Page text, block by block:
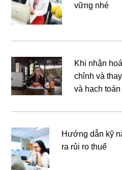
vững nhé
Khi nhận
chỉnh và
và hạch
Hướng dẫn kỹ
ra rủi ro thuế